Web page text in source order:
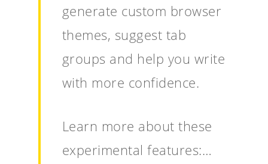
generate custom browser
themes, suggest tab
groups and help you write
with more confidence.
Learn more about these
experimental features:…